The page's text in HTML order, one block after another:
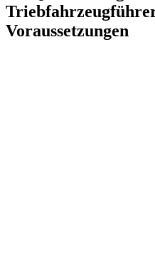
Voraussetzungen